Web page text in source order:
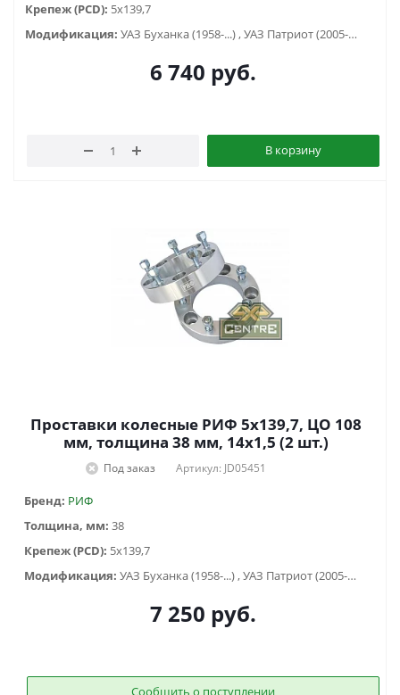
Крепеж (PCD): 5x139,7
Модификация:
УАЗ Буханка (1958-...) , УАЗ Патриот (2005-2015), УАЗ Хантер (2003-...), УАЗ-3151
6 740 руб.
В корзину
Проставки колесные РИФ 5x139,7, ЦО 108
мм, толщина 38 мм, 14x1,5 (2 шт.)
Под заказ Артикул: JD05451
Бренд: РИФ
Толщина, мм: 38
Крепеж (PCD): 5x139,7
Модификация:
УАЗ Буханка (1958-...) , УАЗ Патриот (2005-2015), УАЗ Хантер (2003-...), УАЗ-3151
7 250 руб.